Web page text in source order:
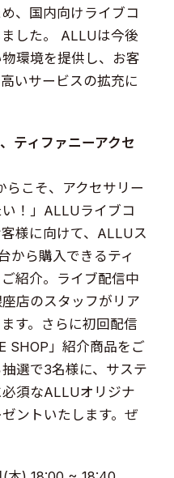
、国内向けライブコ
した。 ALLUは今後
環境を提供し、お客
いサービスの拡充に
ティファニーアクセ
らこそ、アクセサリー
！」ALLUライブコ
様に向けて、ALLUス
から購入できるティ
紹介。ライブ配信中
店のスタッフがリア
す。さらに初回配信
SHOP」紹介商品をご
選で3名様に、サステ
須なALLUオリジナ
ントいたします。ぜ